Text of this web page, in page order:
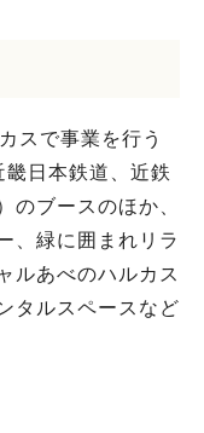
スで事業を行う
日本鉄道、近鉄
のブースのほか、
、緑に囲まれリラ
ルあべのハルカス
タルスペースなど